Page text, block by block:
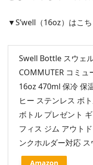
▼S’well（16oz）はこち
Swell Bottle スウェ
COMMUTER コミュ
16oz 470ml 保冷 保
ヒー ステンレス ボ
ボトル プレゼント
フィス ジム アウト
ンクホルダー対応
Amazon